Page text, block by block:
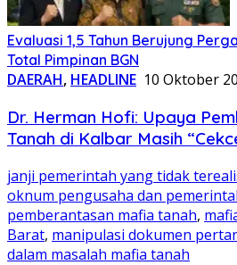
Evaluasi 1,5 Tahun Berujung
Total Pimpinan BGN
DAERAH, HEADLINE 10 Oktober
Dr. Herman Hofi: Upaya
Tanah di Kalbar Masih
janji pemerintah yang tidak
oknum pengusaha dan
pemberantasan mafia tanah,
Barat, manipulasi dokumen
dalam masalah mafia tanah